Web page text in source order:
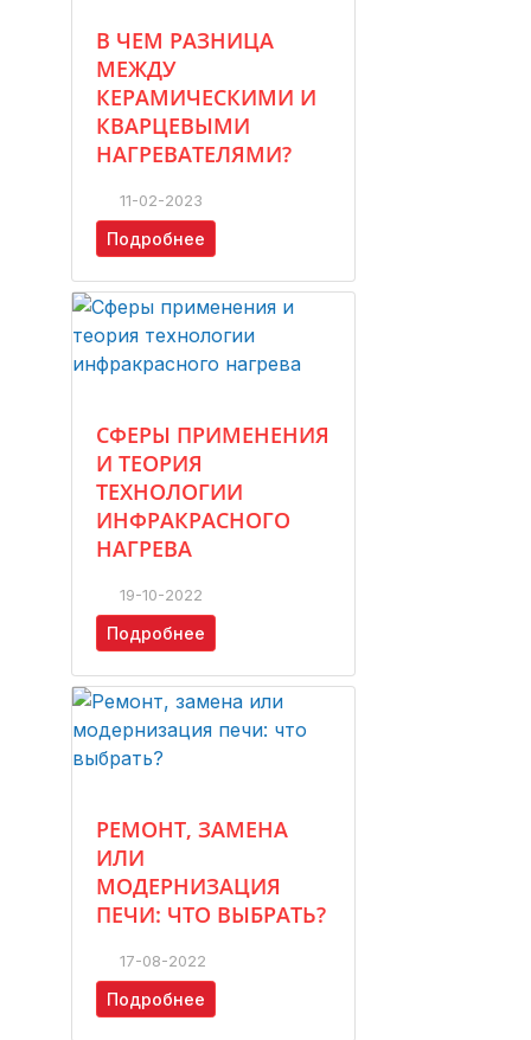
В ЧЕМ РАЗНИЦА
МЕЖДУ
КЕРАМИЧЕСКИМИ И
КВАРЦЕВЫМИ
НАГРЕВАТЕЛЯМИ?
11-02-2023
Подробнее
СФЕРЫ ПРИМЕНЕНИЯ
И ТЕОРИЯ
ТЕХНОЛОГИИ
ИНФРАКРАСНОГО
НАГРЕВА
19-10-2022
Подробнее
РЕМОНТ, ЗАМЕНА
ИЛИ
МОДЕРНИЗАЦИЯ
ПЕЧИ: ЧТО ВЫБРАТЬ?
17-08-2022
Подробнее